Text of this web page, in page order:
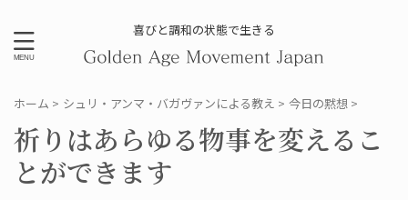
喜びと調和の状態で生きる
ホーム > シュリ・アンマ・バガヴァンによる教え > 今日の黙想 >
祈りはあらゆる物事を変えるこ
とができます